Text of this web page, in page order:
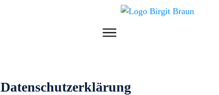
Datenschutzerklärung